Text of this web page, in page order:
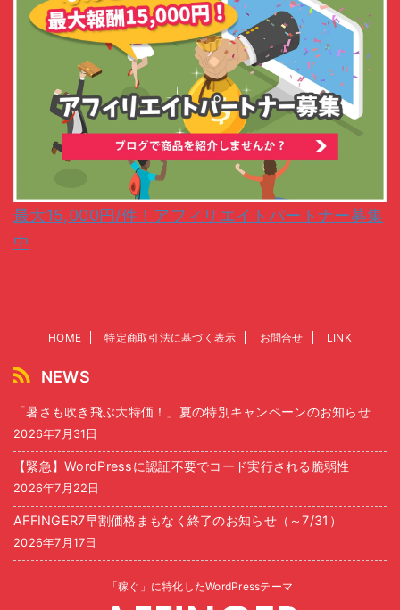
最大15,000円/件！アフィリエイトパートナー募集
中
HOME 特定商取引法に基づく表示 お問合せ LINK
NEWS
「暑さも吹き飛ぶ大特価！」夏の特別キャンペーンのお知らせ
2026年7月31日
【緊急】WordPressに認証不要でコード実行される脆弱性
2026年7月22日
AFFINGER7早割価格まもなく終了のお知らせ（～7/31）
2026年7月17日
「稼ぐ」に特化したWordPressテーマ